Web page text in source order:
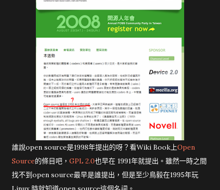
誰說open source是1998年提出的呀？看Wiki Book上Open
Source的條目吧， GPL 2.0也早在 1991年就提出。雖然一時之間
找不到open source最早是誰提出，但是至少鳥毅在1995年玩